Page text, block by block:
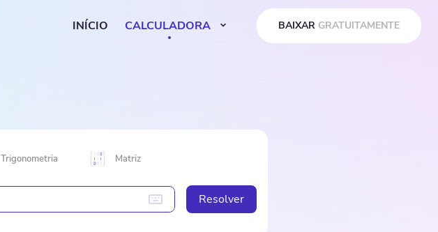
INÍCIO CALCULADORA BAIXAR GRATUITAMENTE
Trigonometria Matriz
Resolver